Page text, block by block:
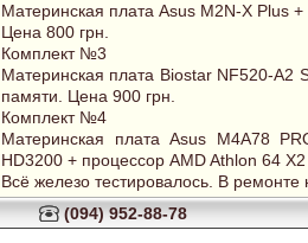
Материнская плата Asus M2N-X Plus
Цена 800 грн.
Комплект №3
Материнская плата Biostar NF520-
памяти. Цена 900 грн.
Комплект №4
Материнская плата Asus M4A78
HD3200 + процессор AMD Athlon 64
Всё железо тестировалось. В
(094) 952-88-78